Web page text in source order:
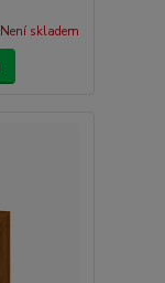
Není skladem